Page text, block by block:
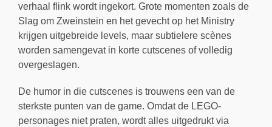
verhaal flink wordt ingekort. Grote momenten zoals de
Slag om Zweinstein en het gevecht op het Ministry
krijgen uitgebreide levels, maar subtielere scènes
worden samengevat in korte cutscenes of volledig
overgeslagen.
De humor in die cutscenes is trouwens een van de
sterkste punten van de game. Omdat de LEGO-
personages niet praten, wordt alles uitgedrukt via